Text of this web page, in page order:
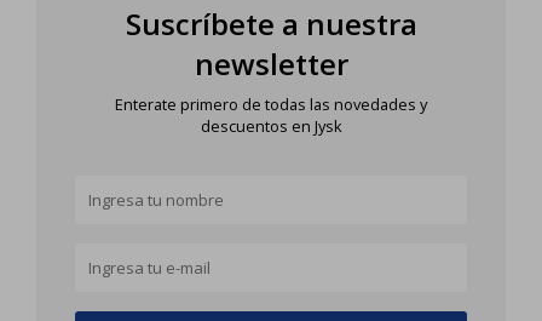
Suscríbete a nuestra
newsletter
Enterate primero de todas las novedades y
descuentos en Jysk